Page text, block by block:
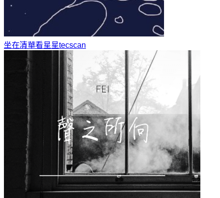
坐在清華看星星tecscan